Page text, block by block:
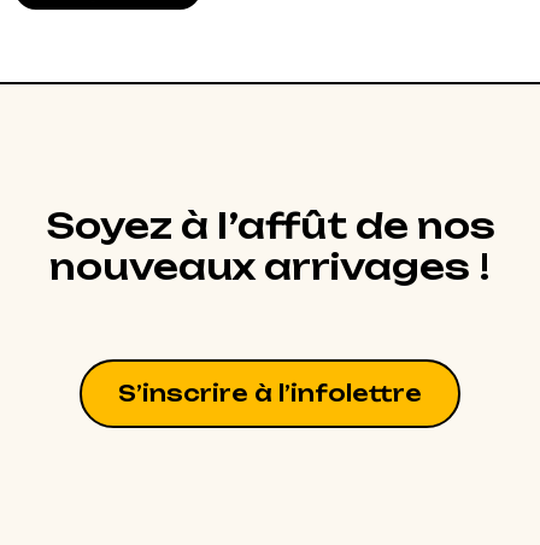
Soyez à l’affût de nos
nouveaux arrivages !
S’inscrire à l’infolettre